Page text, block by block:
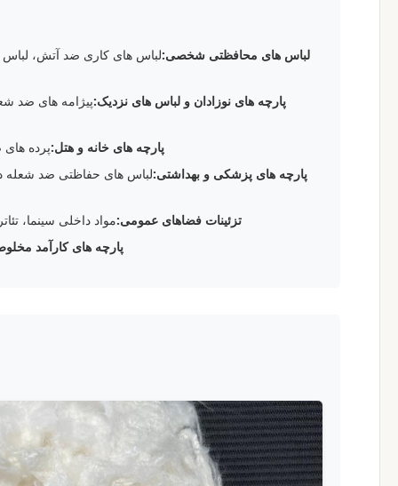
لباس های محافظتی شخصی:لباس های کاری ضد آتش،
پارچه های نوزادان و لباس های نزدیک:پیژامه های ضد
پارچه های خانه و هتل:پرده
پارچه های پزشکی و بهداشتی:لباس های حفاظتی ضد شعله
تزئینات فضاهای عمومی:مواد داخلی سینما،
پارچه های کارآمد